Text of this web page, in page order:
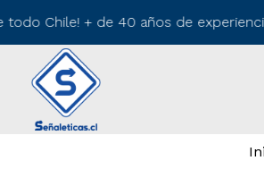
todo Chile! + de 40 años de